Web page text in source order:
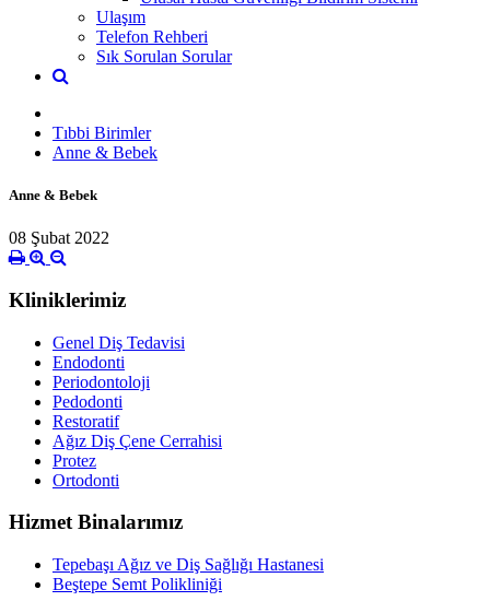
Ulaşım
Telefon Rehberi
Sık Sorulan Sorular
Tıbbi Birimler
Anne & Bebek
Anne & Bebek
08 Şubat 2022
Kliniklerimiz
Genel Diş Tedavisi
Endodonti
Periodontoloji
Pedodonti
Restoratif
Ağız Diş Çene Cerrahisi
Protez
Ortodonti
Hizmet Binalarımız
Tepebaşı Ağız ve Diş Sağlığı Hastanesi
Beştepe Semt Polikliniği